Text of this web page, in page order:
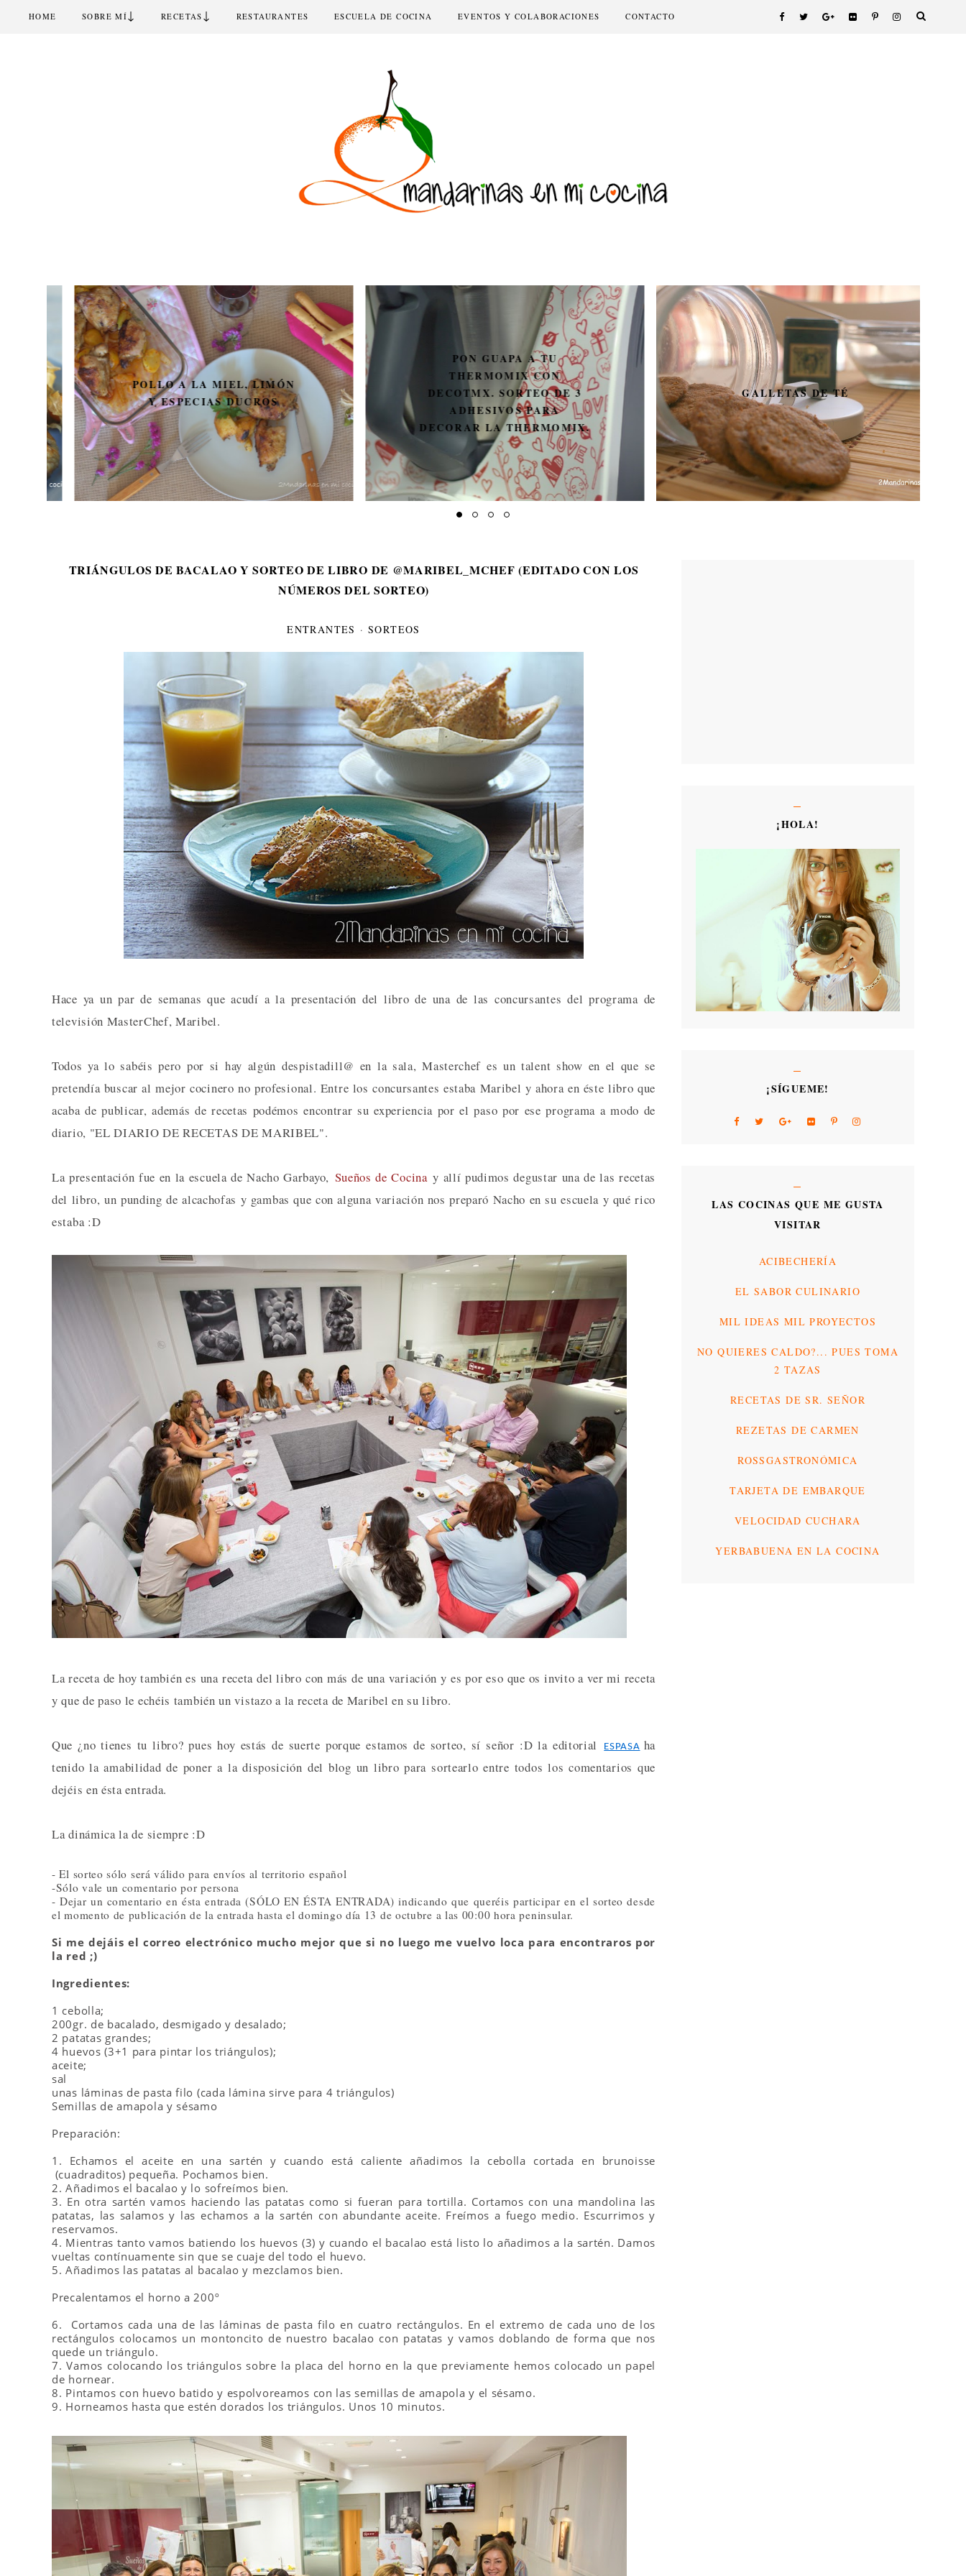
HOME SOBRE MÍ↓ RECETAS ↓ RESTAURANTES ESCUELA DE COCINA EVENTOS Y COLABORACIONES CONTACTO
POLLO A LA MIEL, LIMÓN
Y ESPECIAS DUCROS
PON GUAPA A TU
THERMOMIX CON
DECOTMX. SORTEO DE 3
ADHESIVOS PARA
DECORAR LA THERMOMIX.
GALLETAS DE TÉ
TRIÁNGULOS DE BACALAO Y SORTEO DE LIBRO DE @MARIBEL_MCHEF (EDITADO CON LOS
NÚMEROS DEL SORTEO)
ENTRANTES · SORTEOS
Hace ya un par de semanas que acudí a la presentación del libro de una de las concursantes del programa de
televisión MasterChef, Maribel.
Todos ya lo sabéis pero por si hay algún despistadill@ en la sala, Masterchef es un talent show en el que se
pretendía buscar al mejor cocinero no profesional. Entre los concursantes estaba Maribel y ahora en éste libro que
acaba de publicar, además de recetas podémos encontrar su experiencia por el paso por ese programa a modo de
diario, "EL DIARIO DE RECETAS DE MARIBEL".
La presentación fue en la escuela de Nacho Garbayo, Sueños de Cocinay allí pudimos degustar una de las recetas
del libro, un punding de alcachofas y gambas que con alguna variación nos preparó Nacho en su escuela y qué rico
estaba :D
La receta de hoy también es una receta del libro con más de una variación y es por eso que os invito a ver mi receta
y que de paso le echéis también un vistazo a la receta de Maribel en su libro.
Que ¿no tienes tu libro? pues hoy estás de suerte porque estamos de sorteo, sí señor :D la editorial ESPASA ha
tenido la amabilidad de poner a la disposición del blog un libro para sortearlo entre todos los comentarios que
dejéis en ésta entrada.
La dinámica la de siempre :D
- El sorteo sólo será válido para envíos al territorio español
-Sólo vale un comentario por persona
- Dejar un comentario en ésta entrada (SÓLO EN ÉSTA ENTRADA) indicando que queréis participar en el sorteo desde
el momento de publicación de la entrada hasta el domingo día 13 de octubre a las 00:00 hora peninsular.
Si me dejáis el correo electrónico mucho mejor que si no luego me vuelvo loca para encontraros por
la red ;)
Ingredientes:
1 cebolla;
200gr. de bacalado, desmigado y desalado;
2 patatas grandes;
4 huevos (3+1 para pintar los triángulos);
aceite;
sal
unas láminas de pasta filo (cada lámina sirve para 4 triángulos)
Semillas de amapola y sésamo
Preparación:
1. Echamos el aceite en una sartén y cuando está caliente añadimos la cebolla cortada en brunoisse
(cuadraditos) pequeña. Pochamos bien.
2. Añadimos el bacalao y lo sofreímos bien.
3. En otra sartén vamos haciendo las patatas como si fueran para tortilla. Cortamos con una mandolina las
patatas, las salamos y las echamos a la sartén con abundante aceite. Freímos a fuego medio. Escurrimos y
reservamos.
4. Mientras tanto vamos batiendo los huevos (3) y cuando el bacalao está listo lo añadimos a la sartén. Damos
vueltas contínuamente sin que se cuaje del todo el huevo.
5. Añadimos las patatas al bacalao y mezclamos bien.
Precalentamos el horno a 200º
6. Cortamos cada una de las láminas de pasta filo en cuatro rectángulos. En el extremo de cada uno de los
rectángulos colocamos un montoncito de nuestro bacalao con patatas y vamos doblando de forma que nos
quede un triángulo.
7. Vamos colocando los triángulos sobre la placa del horno en la que previamente hemos colocado un papel
de hornear.
8. Pintamos con huevo batido y espolvoreamos con las semillas de amapola y el sésamo.
9. Horneamos hasta que estén dorados los triángulos. Unos 10 minutos.
¡HOLA!
¡SÍGUEME!
LAS COCINAS QUE ME GUSTA
VISITAR
ACIBECHERÍA
EL SABOR CULINARIO
MIL IDEAS MIL PROYECTOS
NO QUIERES CALDO?... PUES TOMA
2 TAZAS
RECETAS DE SR. SEÑOR
REZETAS DE CARMEN
ROSSGASTRONÓMICA
TARJETA DE EMBARQUE
VELOCIDAD CUCHARA
YERBABUENA EN LA COCINA